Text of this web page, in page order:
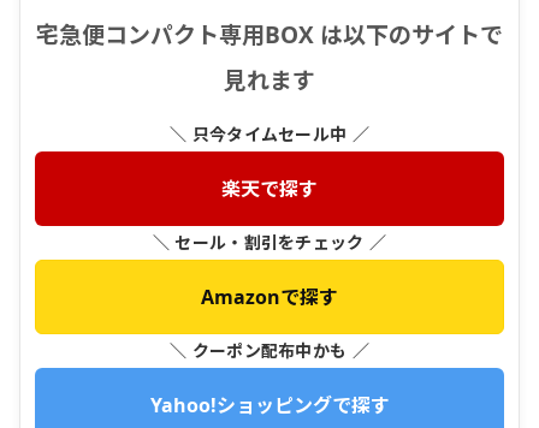
宅急便コンパクト専用BOX は以下のサイトで
見れます
＼ 只今タイムセール中 ／
楽天で探す
＼ セール・割引をチェック ／
Amazonで探す
＼ クーポン配布中かも ／
Yahoo!ショッピングで探す